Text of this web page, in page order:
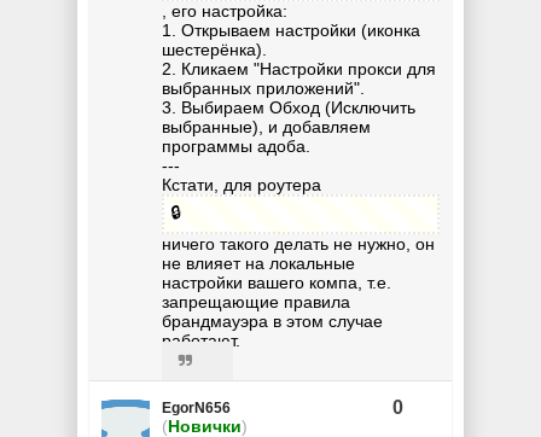
, его настройка:
1. Открываем настройки (иконка
шестерёнка).
2. Кликаем "Настройки прокси для
выбранных приложений".
3. Выбираем Обход (Исключить
выбранные), и добавляем
программы адоба.
---
Кстати, для роутера
🔒
ничего такого делать не нужно, он
не влияет на локальные
настройки вашего компа, т.е.
запрещающие правила
брандмауэра в этом случае
работают.
EgorN656
(Новички)
0